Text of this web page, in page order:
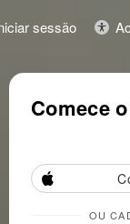
sessão
história
Comece
OU